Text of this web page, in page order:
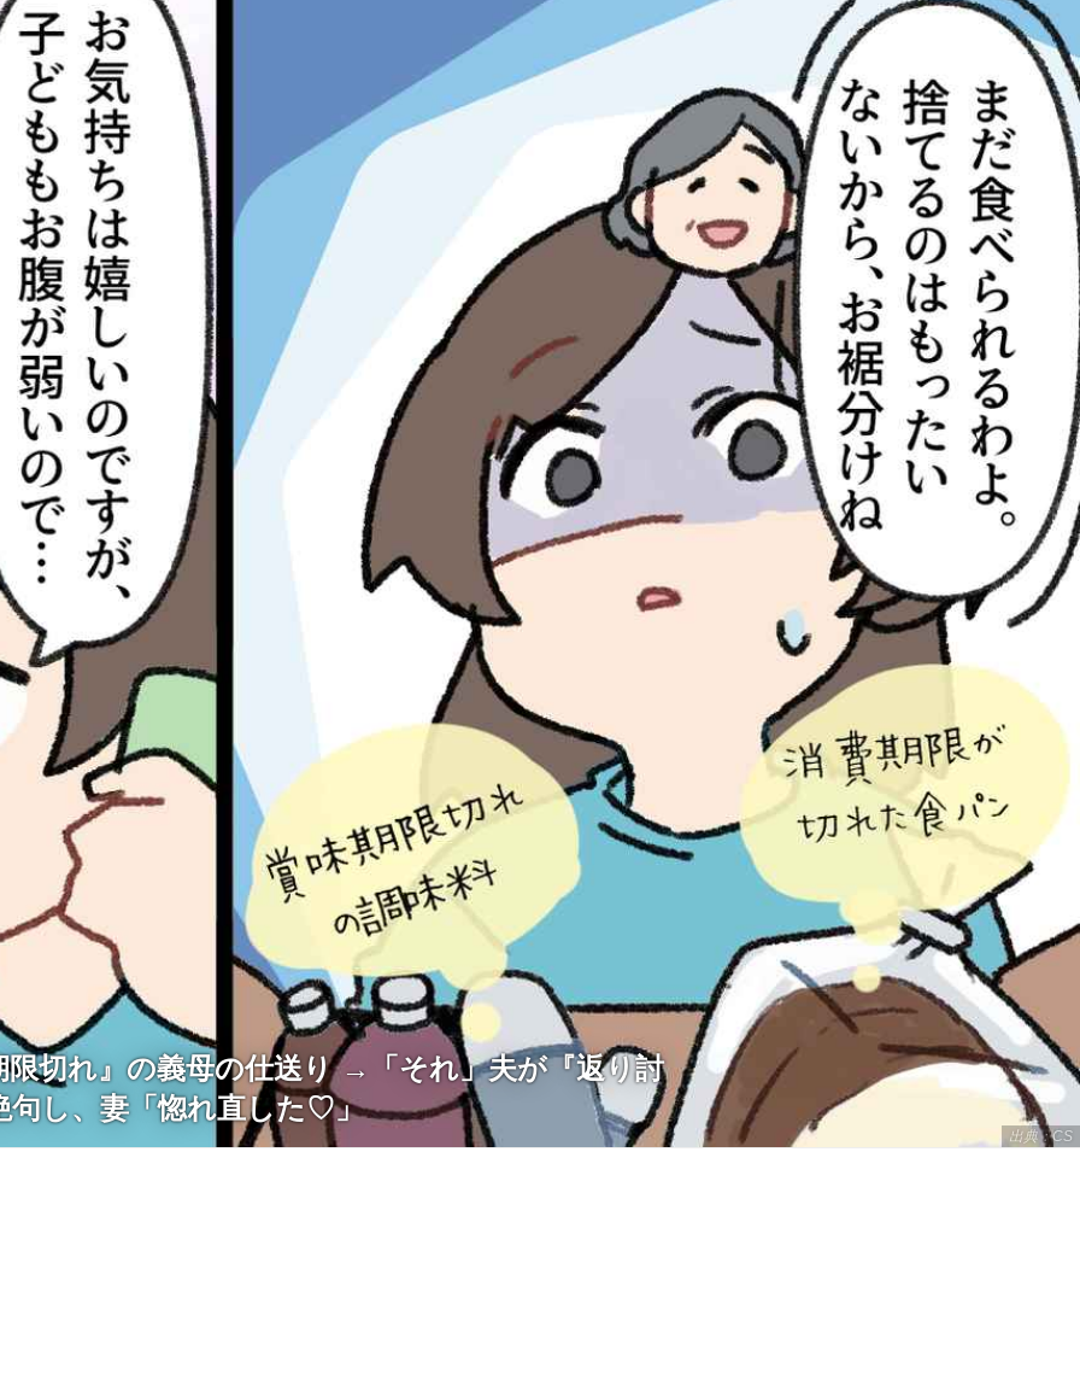
出典：CS
限切れ』の義母の仕送り →「それ」夫が『返り討
句し、妻「惚れ直した♡」